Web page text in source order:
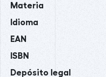
Materia
Idioma
EAN
ISBN
Depósito legal